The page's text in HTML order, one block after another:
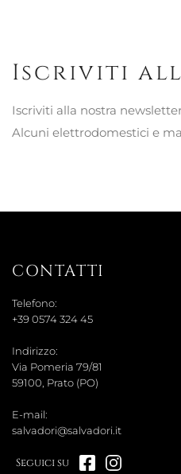
Iscriviti
Iscriviti alla nostra
Alcuni elettrodomestici e
CONTATTI
Telefono:
+39 0574 324 45
Indirizzo:
Via Pomeria 79/81
59100, Prato (PO)
E-mail:
salvadori@salvadori.it
Seguici su